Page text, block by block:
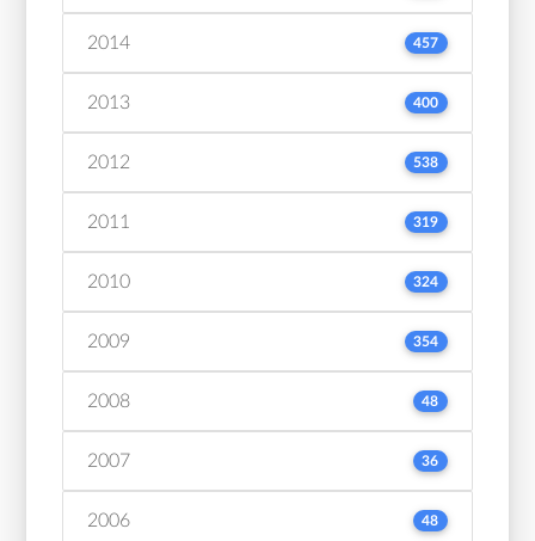
2014 457
2013 400
2012 538
2011 319
2010 324
2009 354
2008 48
2007 36
2006 48